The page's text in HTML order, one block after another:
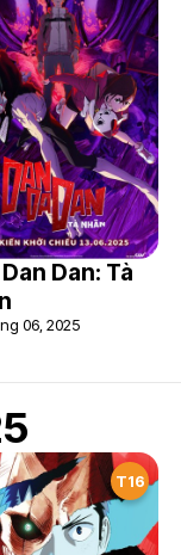
Dan: Tà
06, 2025
T16